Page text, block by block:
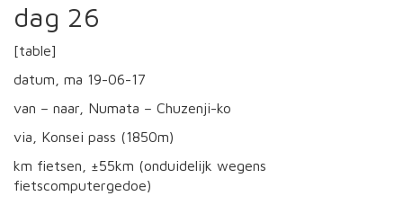
dag 26
[table]
datum, ma 19-06-17
van – naar, Numata – Chuzenji-ko
via, Konsei pass (1850m)
km fietsen, ±55km (onduidelijk wegens
fietscomputergedoe)